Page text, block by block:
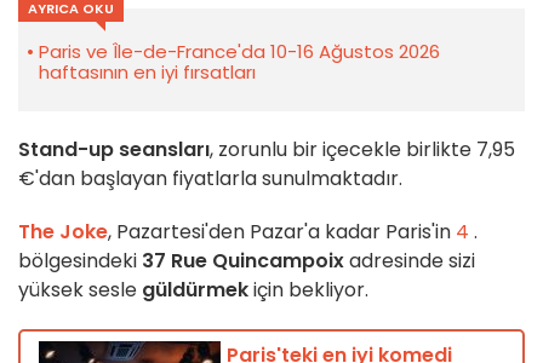
AYRICA OKU
Paris ve Île-de-France'da 10-16 Ağustos 2026
haftasının en iyi fırsatları
Stand-up seansları, zorunlu bir içecekle birlikte 7,95
€'dan başlayan fiyatlarla sunulmaktadır.
The Joke, Pazartesi'den Pazar'a kadar Paris'in 4 .
bölgesindeki 37 Rue Quincampoixadresinde sizi
yüksek sesle güldürmekiçin bekliyor.
Paris'teki en iyi komedi